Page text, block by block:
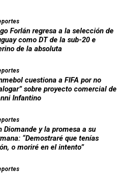
Forlán regresa a la selección de
como DT de la sub-20 e
de la absoluta
cuestiona a FIFA por no
sobre proyecto comercial de
Infantino
Diomande y la promesa a su
“Demostraré que tenías
o moriré en el intento”